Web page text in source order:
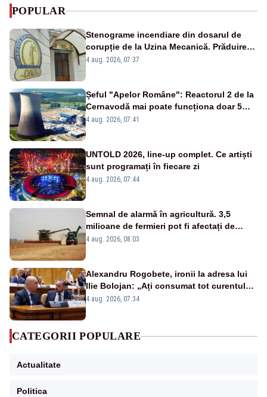
POPULAR
Stenograme incendiare din dosarul de
corupție de la Uzina Mecanică. Prăduirea
banilor din programul SAFE, interceptată
4 aug. 2026, 07:37
Șeful "Apelor Române": Reactorul 2 de la
Cernavodă mai poate funcționa doar 5
zile
4 aug. 2026, 07:41
UNTOLD 2026, line-up complet. Ce artiști
sunt programați în fiecare zi
4 aug. 2026, 07:44
Semnal de alarmă în agricultură. 3,5
milioane de fermieri pot fi afectați de
strategia pentru conservarea
4 aug. 2026, 08:03
Alexandru Rogobete, ironii la adresa lui
Ilie Bolojan: „Ați consumat tot curentul
urmărind șobolani imaginari”
4 aug. 2026, 07:34
CATEGORII POPULARE
Actualitate
Politica